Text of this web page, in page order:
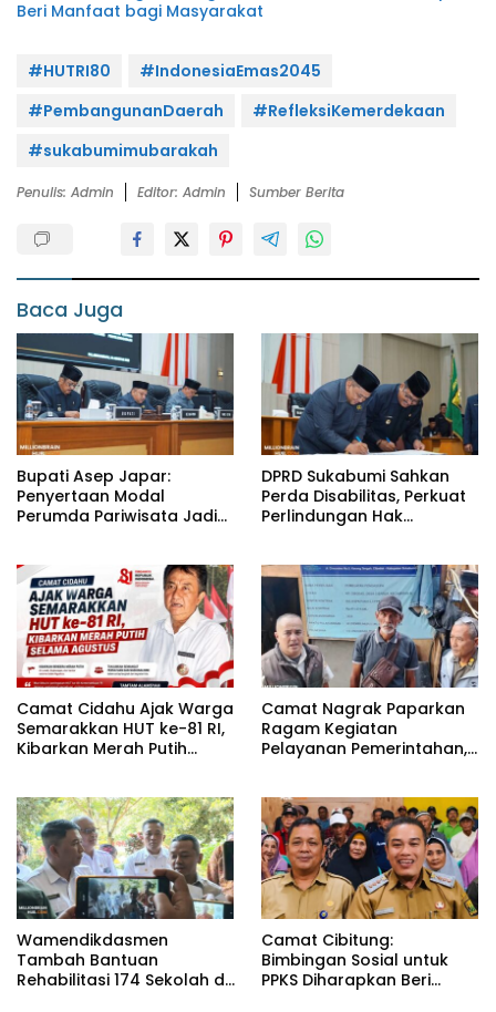
Beri Manfaat bagi Masyarakat
#HUTRI80
#IndonesiaEmas2045
#PembangunanDaerah
#RefleksiKemerdekaan
#sukabumimubarakah
Penulis: Admin Editor: Admin Sumber Berita
Baca Juga
Bupati Asep Japar:
Penyertaan Modal
Perumda Pariwisata Jadi
DPRD Sukabumi Sahkan
Perda Disabilitas, Perkuat
Perlindungan Hak
Camat Cidahu Ajak Warga
Semarakkan HUT ke-81 RI,
Kibarkan Merah Putih
Camat Nagrak Paparkan
Ragam Kegiatan
Pelayanan Pemerintahan,
Wamendikdasmen
Tambah Bantuan
Rehabilitasi 174 Sekolah di
Camat Cibitung:
Bimbingan Sosial untuk
PPKS Diharapkan Beri